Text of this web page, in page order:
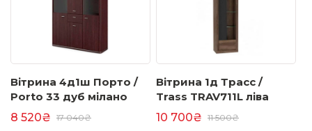
Вітрина 4д1ш Порто /
Porto 33 дуб мілано
8 520₴ 17 040₴
Вітрина 1д Трасс /
Trass TRAV711L ліва
10 700₴ 11 500₴